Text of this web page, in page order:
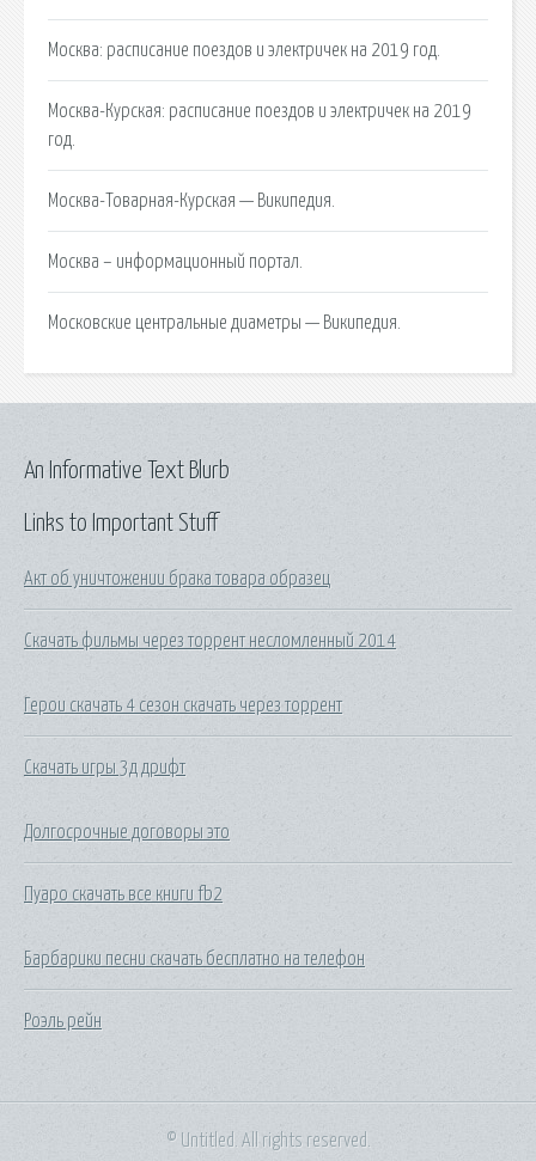
Москва: расписание поездов и электричек на 2019 год.
Москва-Курская: расписание поездов и электричек на 2019
год.
Москва-Товарная-Курская — Википедия.
Москва – информационный портал.
Московские центральные диаметры — Википедия.
Links to Important Stuff
Акт об уничтожении брака товара образец
Скачать фильмы через торрент несломленный 2014
Герои скачать 4 сезон скачать через торрент
Скачать игры 3д дрифт
Долгосрочные договоры это
Пуаро скачать все книги fb2
Барбарики песни скачать бесплатно на телефон
Роэль рейн
An Informative Text Blurb
© Untitled. All rights reserved.